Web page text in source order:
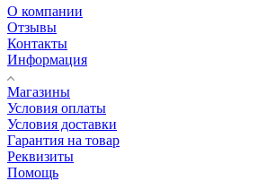
О компании
Отзывы
Контакты
Информация
Магазины
Условия оплаты
Условия доставки
Гарантия на товар
Реквизиты
Помощь